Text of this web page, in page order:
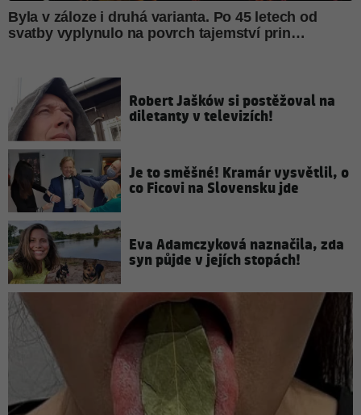
Robert Jašków si postěžoval na
diletanty v televizích!
Je to směšné! Kramár vysvětlil, o
co Ficovi na Slovensku jde
Eva Adamczyková naznačila, zda
syn půjde v jejích stopách!